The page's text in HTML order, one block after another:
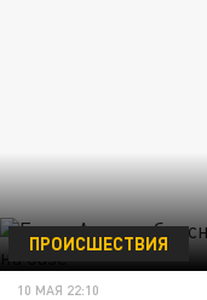
ПРОИСШЕСТВИЯ
10 МАЯ 22:10